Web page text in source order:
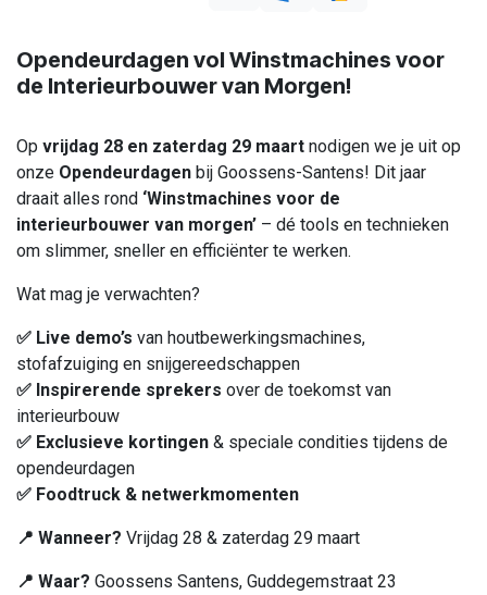
Opendeurdagen vol Winstmachines voor
de Interieurbouwer van Morgen!
Op vrijdag 28 en zaterdag 29 maart nodigen we je uit op
onze Opendeurdagen bij Goossens-Santens! Dit jaar
draait alles rond ‘Winstmachines voor de
interieurbouwer van morgen’ – dé tools en technieken
om slimmer, sneller en efficiënter te werken.
Wat mag je verwachten?
✅ Live demo’s van houtbewerkingsmachines,
stofafzuiging en snijgereedschappen
✅ Inspirerende sprekers over de toekomst van
interieurbouw
✅ Exclusieve kortingen & speciale condities tijdens de
opendeurdagen
✅ Foodtruck & netwerkmomenten
📍 Wanneer? Vrijdag 28 & zaterdag 29 maart
📍 Waar? Goossens Santens, Guddegemstraat 23